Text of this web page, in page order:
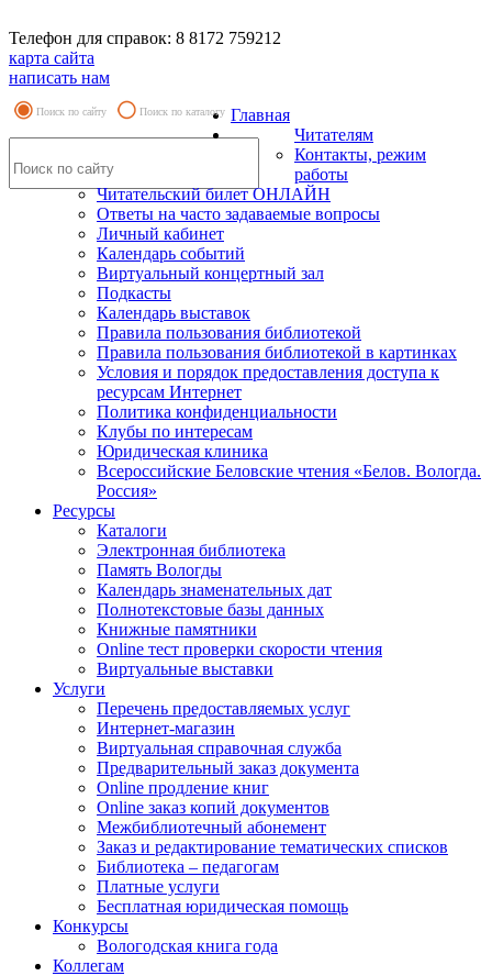
Телефон для справок: 8 8172 759212
карта сайта
написать нам
Поиск по сайту Поиск по каталогу Главная
Читателям
Контакты, режим
работы
Читательский билет ОНЛАЙН
Ответы на часто задаваемые вопросы
Личный кабинет
Календарь событий
Виртуальный концертный зал
Подкасты
Календарь выставок
Правила пользования библиотекой
Правила пользования библиотекой в картинках
Условия и порядок предоставления доступа к
ресурсам Интернет
Политика конфиденциальности
Клубы по интересам
Юридическая клиника
Всероссийские Беловские чтения «Белов. Вологда.
Россия»
Ресурсы
Каталоги
Электронная библиотека
Память Вологды
Календарь знаменательных дат
Полнотекстовые базы данных
Книжные памятники
Online тест проверки скорости чтения
Виртуальные выставки
Услуги
Перечень предоставляемых услуг
Интернет-магазин
Виртуальная справочная служба
Предварительный заказ документа
Online продление книг
Online заказ копий документов
Межбиблиотечный абонемент
Заказ и редактирование тематических списков
Библиотека – педагогам
Платные услуги
Бесплатная юридическая помощь
Конкурсы
Вологодская книга года
Коллегам